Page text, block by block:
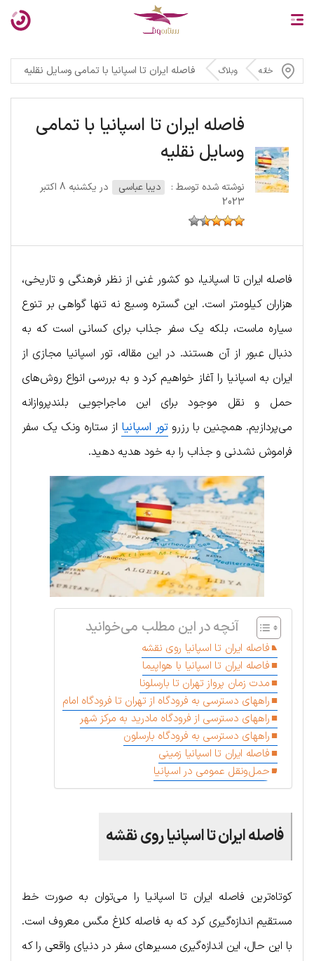
خانه وبلاگ فاصله ایران تا اسپانیا با تمامی وسایل نقلیه
فاصله ایران تا اسپانیا با تمامی
وسایل نقلیه
نوشته شده توسط : دیبا عباسی
در یکشنبه 8 اکتبر
2023
فاصله ایران تا اسپانیا، دو کشور غنی از نظر فرهنگی و تاریخی،
هزاران کیلومتر است. این گستره وسیع نه تنها گواهی بر تنوع
سیاره ماست، بلکه یک سفر جذاب برای کسانی است که به
دنبال عبور از آن هستند. در این مقاله، تور اسپانیا مجازی از
ایران به اسپانیا را آغاز خواهیم کرد و به بررسی انواع روش‌های
حمل و نقل موجود برای این ماجراجویی بلندپروازانه
می‌پردازیم. همچنین با رزروتور اسپانیا از ستاره ونک یک سفر
فراموش نشدنی و جذاب را به خود هدیه دهید.
آنچه در این مطلب می‌خوانید
فاصله ایران تا اسپانیا روی نقشه
فاصله ایران تا اسپانیا با هواپیما
مدت زمان پرواز تهران تا بارسلونا
راههای دسترسی به فرودگاه از تهران تا فرودگاه امام
راههای دسترسی از فرودگاه مادرید به مرکز شهر
راههای دسترسی به فرودگاه بارسلون
فاصله ایران تا اسپانیا زمینی
حمل‌ونقل عمومی در اسپانیا
فاصله ایران تا اسپانیا روی نقشه
کوتاه‌ترین فاصله ایران تا اسپانیا را می‌توان به صورت خط
مستقیم اندازه‌گیری کرد که به فاصله کلاغ مگس معروف است.
با این حال، این اندازه‌گیری مسیرهای سفر در دنیای واقعی را که